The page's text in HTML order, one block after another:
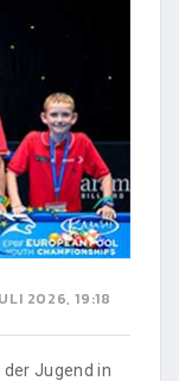
2026, 19:18
Jugend in